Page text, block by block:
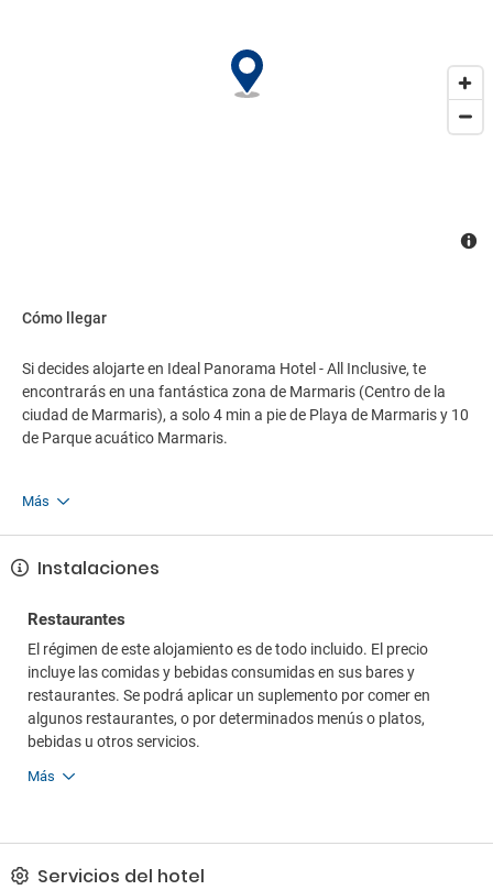
Cómo llegar
Si decides alojarte en Ideal Panorama Hotel - All Inclusive, te
encontrarás en una fantástica zona de Marmaris (Centro de la
ciudad de Marmaris), a solo 4 min a pie de Playa de Marmaris y 10
de Parque acuático Marmaris.
Más
Instalaciones
Restaurantes
El régimen de este alojamiento es de todo incluido. El precio
incluye las comidas y bebidas consumidas en sus bares y
restaurantes. Se podrá aplicar un suplemento por comer en
algunos restaurantes, o por determinados menús o platos,
bebidas u otros servicios.
Más
Servicios del hotel